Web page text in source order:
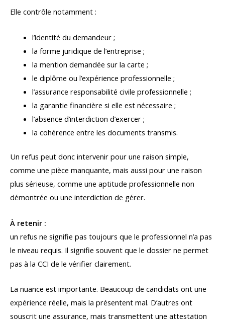
Elle contrôle notamment :
l’identité du demandeur ;
la forme juridique de l’entreprise ;
la mention demandée sur la carte ;
le diplôme ou l’expérience professionnelle ;
l’assurance responsabilité civile professionnelle ;
la garantie financière si elle est nécessaire ;
l’absence d’interdiction d’exercer ;
la cohérence entre les documents transmis.
Un refus peut donc intervenir pour une raison simple,
comme une pièce manquante, mais aussi pour une raison
plus sérieuse, comme une aptitude professionnelle non
démontrée ou une interdiction de gérer.
À retenir :
un refus ne signifie pas toujours que le professionnel n’a pas
le niveau requis. Il signifie souvent que le dossier ne permet
pas à la CCI de le vérifier clairement.
La nuance est importante. Beaucoup de candidats ont une
expérience réelle, mais la présentent mal. D’autres ont
souscrit une assurance, mais transmettent une attestation